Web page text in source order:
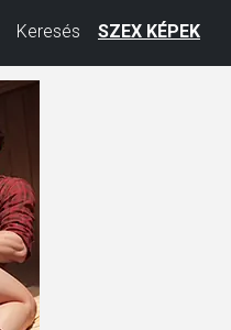
Keresés SZEX KÉPEK